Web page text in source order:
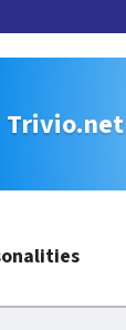
Trivio.net